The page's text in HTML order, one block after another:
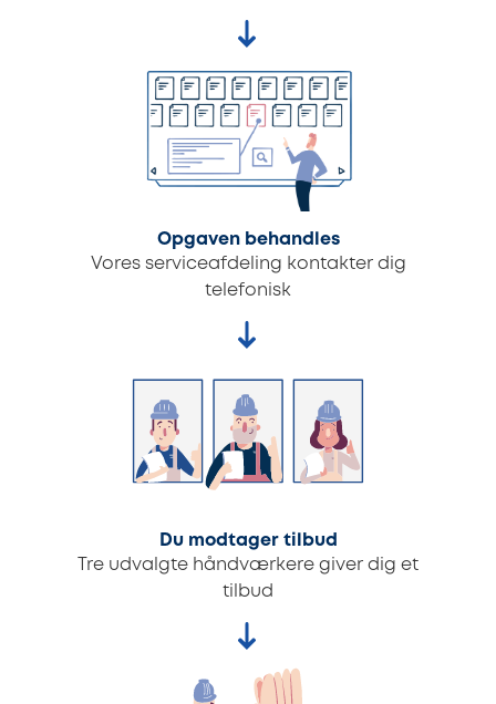
Opgaven behandles
Vores serviceafdeling kontakter dig
telefonisk
Du modtager tilbud
Tre udvalgte håndværkere giver dig et
tilbud